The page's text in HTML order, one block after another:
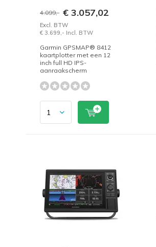
4.099,- € 3.057,02
Excl. BTW
€ 3.699,- Incl. BTW
Garmin GPSMAP® 8412
kaartplotter met een 12
inch full HD IPS-
aanraakscherm